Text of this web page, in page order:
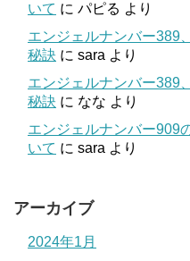
いて に パピる より
エンジェルナンバー389
秘訣 に sara より
エンジェルナンバー389
秘訣 に なな より
エンジェルナンバー909
いて に sara より
アーカイブ
2024年1月